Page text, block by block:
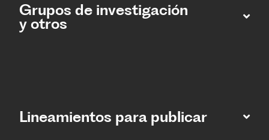
Grupos de investigación
y otros
Lineamientos para publicar